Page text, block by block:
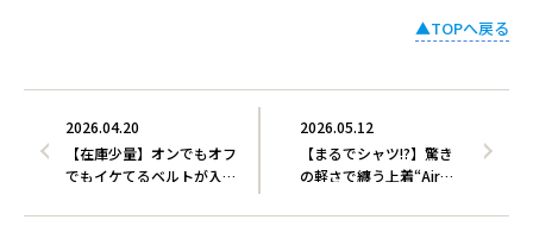
▲TOPへ戻る
2026.05.12
【まるでシャツ!?】驚き
の軽さで纏う上着“Air…
2026.04.20
【在庫少量】オンでもオフ
でもイケてるベルトが入